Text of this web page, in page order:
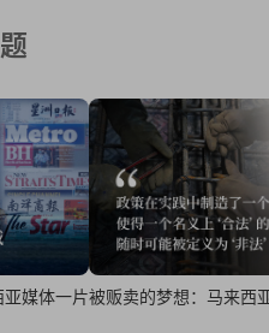
媒体一片被贩卖的梦想：马来西